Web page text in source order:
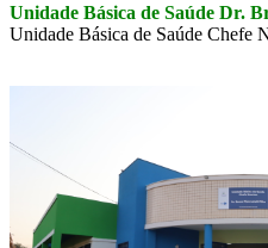
Unidade Básica de Saúde Dr.
Unidade Básica de Saúde Chefe